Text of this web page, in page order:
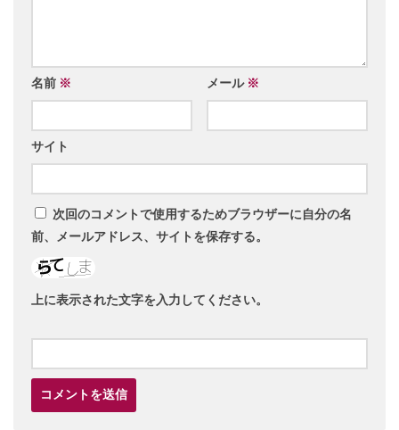
名前 ※ メール ※
サイト
次回のコメントで使用するためブラウザーに自分の名
前、メールアドレス、サイトを保存する。
上に表示された文字を入力してください。